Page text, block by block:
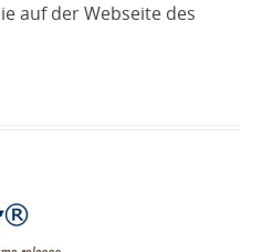
auf der Webseite des